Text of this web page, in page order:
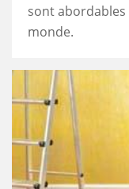
sont abordables
monde.